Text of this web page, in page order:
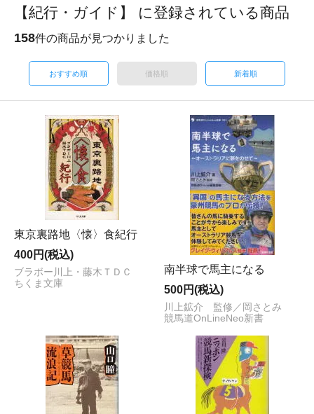
【紀行・ガイド】 に登録されている商品
158件の商品が見つかりました
おすすめ順 価格順 新着順
東京裏路地〈懐〉食紀行
400円(税込)
ブラボー川上・藤木ＴＤＣ
ちくま文庫
南半球で馬主になる
500円(税込)
川上鉱介 監修／岡さとみ
競馬道OnLineNeo新書